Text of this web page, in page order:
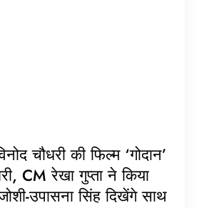
चौधरी की फिल्म ‘गोदान’
CM रेखा गुप्ता ने किया
उपासना सिंह दिखेंगे साथ